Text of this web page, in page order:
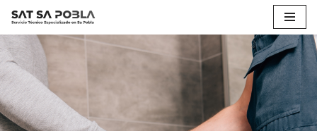
Saltar
al
contenido